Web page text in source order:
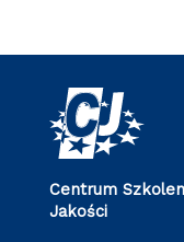
Centrum
Jakości